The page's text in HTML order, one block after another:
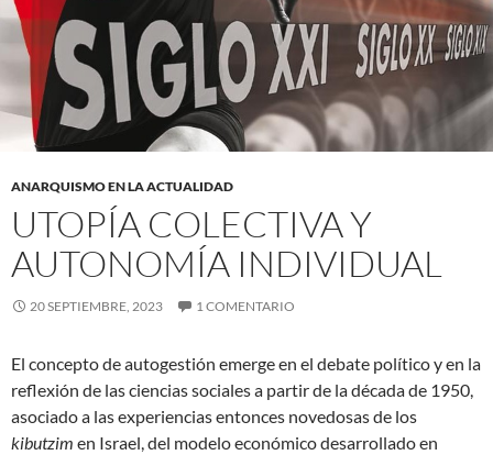
ANARQUISMO EN LA ACTUALIDAD
UTOPÍA COLECTIVA Y
AUTONOMÍA INDIVIDUAL
20 SEPTIEMBRE, 2023 1 COMENTARIO
El concepto de autogestión emerge en el debate político y en la
reflexión de las ciencias sociales a partir de la década de 1950,
asociado a las experiencias entonces novedosas de los
kibutzim en Israel, del modelo económico desarrollado en